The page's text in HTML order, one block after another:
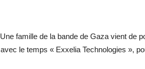
Une famille de la bande de Gaza vient de
avec le temps « Exxelia Technologies »,